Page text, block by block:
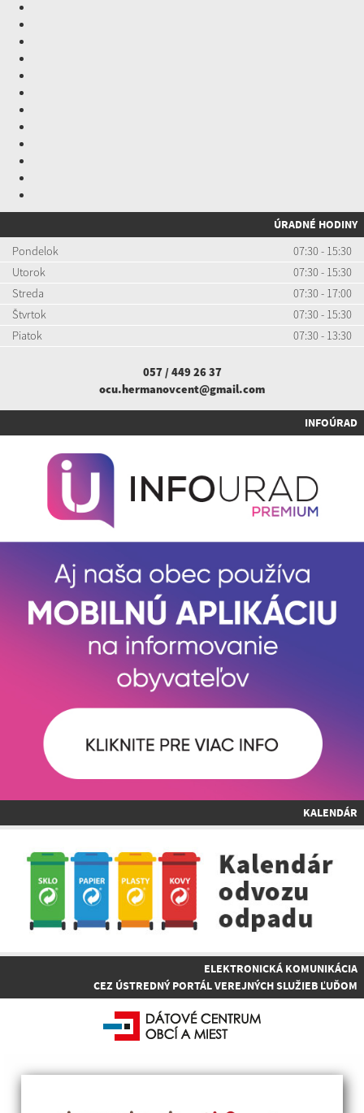
ÚRADNÉ HODINY
Pondelok
07:30 - 15:30
Utorok
07:30 - 15:30
Streda
07:30 - 17:00
Štvrtok
07:30 - 15:30
Piatok
07:30 - 13:30
057 / 449 26 37
ocu.hermanovcent@gmail.com
INFOÚRAD
KALENDÁR
ELEKTRONICKÁ KOMUNIKÁCIA
CEZ ÚSTREDNÝ PORTÁL VEREJNÝCH SLUŽIEB ĽUĎOM